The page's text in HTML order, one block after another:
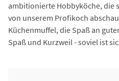
ambitionierte Hobbyköche, die
von unserem Profikoch
Küchenmuffel, die Spaß an
Spaß und Kurzweil - soviel ist